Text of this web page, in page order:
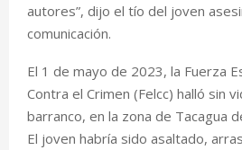
autores”, dijo el tío del joven
comunicación.
El 1 de mayo de 2023, la Fuerza
Contra el Crimen (Felcc) halló sin
barranco, en la zona de Tacagua
El joven habría sido asaltado,